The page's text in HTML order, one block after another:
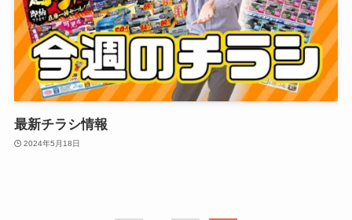
最新チラシ情報
2024年5月18日